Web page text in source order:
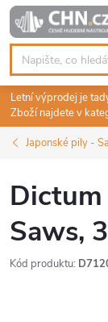
Přejít
na
obsah
Letní výprodej je
Zboží najdete v
Japonské pily -
Saws,
Kód produktu: